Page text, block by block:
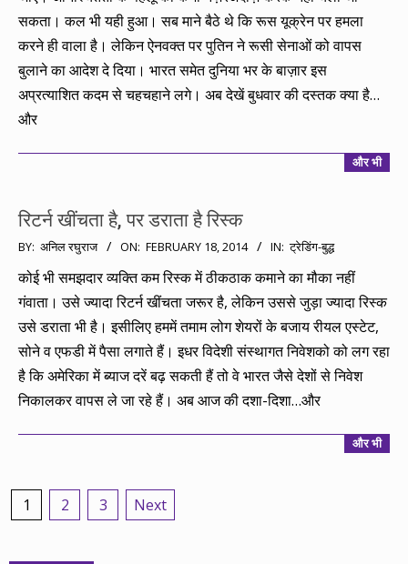
सकता। कल भी यही हुआ। सब माने बैठे थे कि रूस यूक्रेन पर हमला
करने ही वाला है। लेकिन ऐनवक्त पर पुतिन ने रूसी सेनाओं को वापस
बुलाने का आदेश दे दिया। भारत समेत दुनिया भर के बाज़ार इस
अप्रत्याशित कदम से चहचहाने लगे। अब देखें बुधवार की दस्तक क्या है…
और
और भी
रिटर्न खींचता है, पर डराता है रिस्क
2014-
02-
18
BY: अनिल रघुराज ON: FEBRUARY 18, 2014 IN: ट्रेडिंग-बुद्ध
कोई भी समझदार व्यक्ति कम रिस्क में ठीकठाक कमाने का मौका नहीं
गंवाता। उसे ज्यादा रिटर्न खींचता जरूर है, लेकिन उससे जुड़ा ज्यादा रिस्क
उसे डराता भी है। इसीलिए हममें तमाम लोग शेयरों के बजाय रीयल एस्टेट,
सोने व एफडी में पैसा लगाते हैं। इधर विदेशी संस्थागत निवेशको को लग रहा
है कि अमेरिका में ब्याज दरें बढ़ सकती हैं तो वे भारत जैसे देशों से निवेश
निकालकर वापस ले जा रहे हैं। अब आज की दशा-दिशा…और
और भी
Posts
1 2 3 Next